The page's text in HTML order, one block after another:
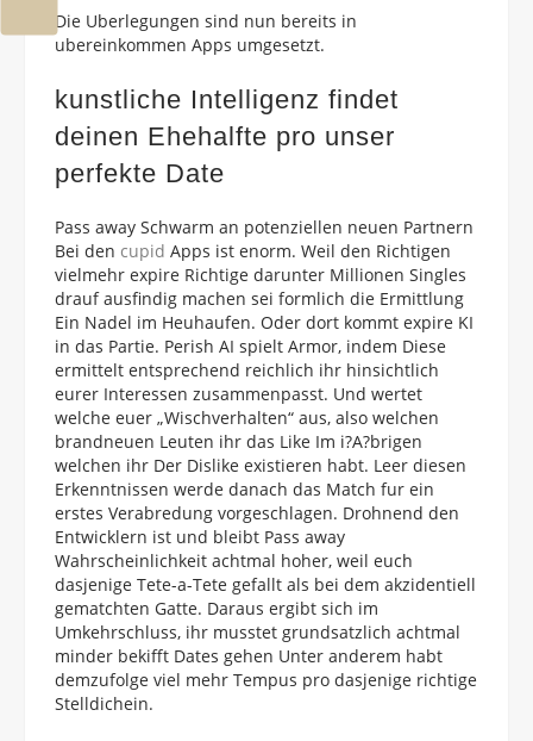
Die Uberlegungen sind nun bereits in
ubereinkommen Apps umgesetzt.
kunstliche Intelligenz findet
deinen Ehehalfte pro unser
perfekte Date
Pass away Schwarm an potenziellen neuen Partnern
Bei den cupid Apps ist enorm. Weil den Richtigen
vielmehr expire Richtige darunter Millionen Singles
drauf ausfindig machen sei formlich die Ermittlung
Ein Nadel im Heuhaufen. Oder dort kommt expire KI
in das Partie. Perish AI spielt Armor, indem Diese
ermittelt entsprechend reichlich ihr hinsichtlich
eurer Interessen zusammenpasst. Und wertet
welche euer „Wischverhalten“ aus, also welchen
brandneuen Leuten ihr das Like Im i?A?brigen
welchen ihr Der Dislike existieren habt. Leer diesen
Erkenntnissen werde danach das Match fur ein
erstes Verabredung vorgeschlagen. Drohnend den
Entwicklern ist und bleibt Pass away
Wahrscheinlichkeit achtmal hoher, weil euch
dasjenige Tete-a-Tete gefallt als bei dem akzidentiell
gematchten Gatte. Daraus ergibt sich im
Umkehrschluss, ihr musstet grundsatzlich achtmal
minder bekifft Dates gehen Unter anderem habt
demzufolge viel mehr Tempus pro dasjenige richtige
Stelldichein.